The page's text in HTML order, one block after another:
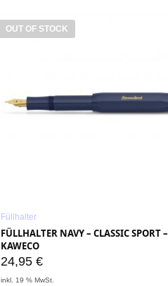
OUT OF STOCK
Füllhalter
FÜLLHALTER NAVY – CLASSIC SPORT –
KAWECO
24,95 €
inkl. 19 % MwSt.